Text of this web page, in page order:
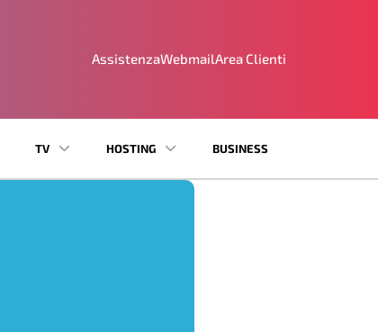
AssistenzaWebmailArea Clienti
TV HOSTING BUSINESS